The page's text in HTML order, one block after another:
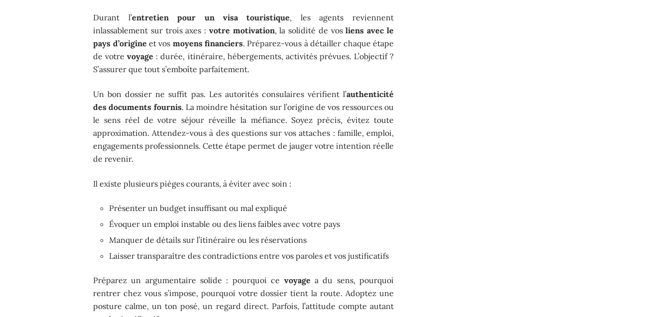
Durant l’entretien pour un visa touristique, les agents reviennent
inlassablement sur trois axes : votre motivation, la solidité de vosliens avec le
pays d’origine et vos moyens financiers. Préparez-vous à détailler chaque étape
de votrevoyage : durée, itinéraire, hébergements, activités prévues. L’objectif ?
S’assurer que tout s’emboîte parfaitement.
Un bon dossier ne suffit pas. Les autorités consulaires vérifient l’authenticité
des documents fournis. La moindre hésitation sur l’origine de vos ressources ou
le sens réel de votre séjour réveille la méfiance. Soyez précis, évitez toute
approximation. Attendez-vous à des questions sur vos attaches : famille, emploi,
engagements professionnels. Cette étape permet de jauger votre intention réelle
de revenir.
Il existe plusieurs pièges courants, à éviter avec soin :
Présenter un budget insuffisant ou mal expliqué
Évoquer un emploi instable ou des liens faibles avec votre pays
Manquer de détails sur l’itinéraire ou les réservations
Laisser transparaître des contradictions entre vos paroles et vos justificatifs
Préparez un argumentaire solide : pourquoi ce voyage a du sens, pourquoi
rentrer chez vous s’impose, pourquoi votre dossier tient la route. Adoptez une
posture calme, un ton posé, un regard direct. Parfois, l’attitude compte autant